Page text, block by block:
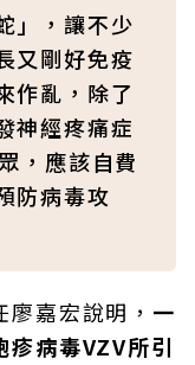
」，讓不少
又剛好免疫
作亂，除了
神經疼痛症
，應該自費
防病毒攻
嘉宏說明， 一
疹病毒VZV所引